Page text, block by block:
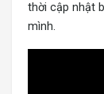
thời cập nhật
mình.